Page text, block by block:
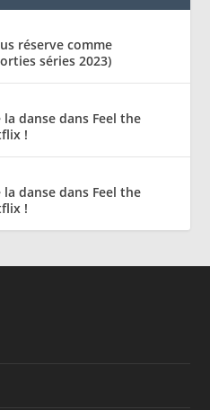
réserve comme
séries 2023)
danse dans Feel the
!
danse dans Feel the
!